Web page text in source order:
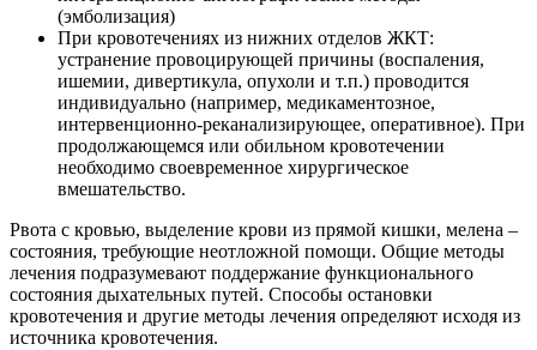
(эмболизация)
При кровотечениях из нижних отделов ЖКТ:
устранение провоцирующей причины (воспаления,
ишемии, дивертикула, опухоли и т.п.) проводится
индивидуально (например, медикаментозное,
интервенционно-реканализирующее, оперативное). При
продолжающемся или обильном кровотечении
необходимо своевременное хирургическое
вмешательство.
Рвота с кровью, выделение крови из прямой кишки, мелена –
состояния, требующие неотложной помощи. Общие методы
лечения подразумевают поддержание функционального
состояния дыхательных путей. Способы остановки
кровотечения и другие методы лечения определяют исходя из
источника кровотечения.